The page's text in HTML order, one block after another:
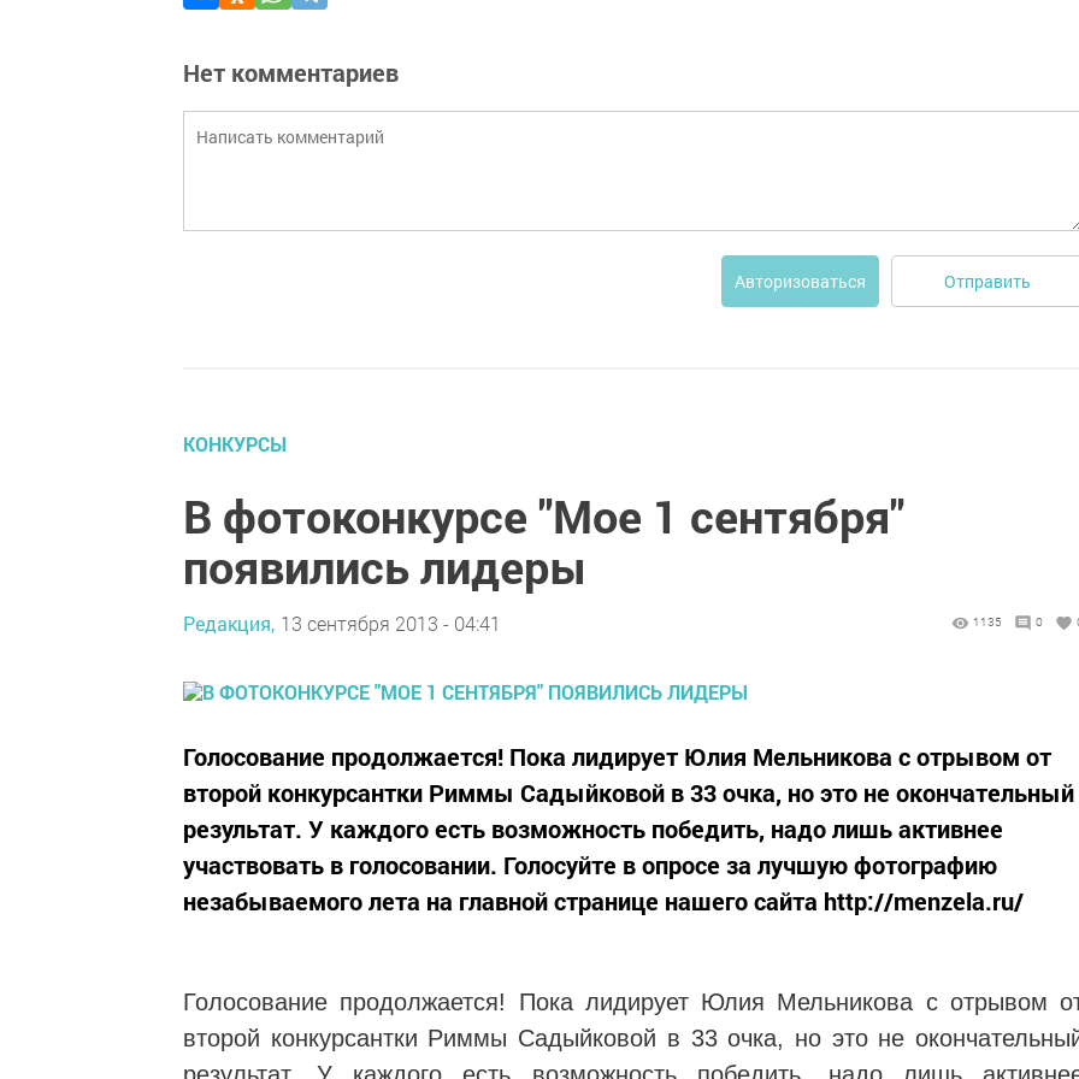
Нет комментариев
Авторизоваться Отправить
КОНКУРСЫ
В фотоконкурсе "Мое 1 сентября"
появились лидеры
Редакция, 13 сентября 2013 - 04:41 1135 0
Голосование продолжается! Пока лидирует Юлия Мельникова с отрывом от
второй конкурсантки Риммы Садыйковой в 33 очка, но это не окончательный
результат. У каждого есть возможность победить, надо лишь активнее
участвовать в голосовании. Голосуйте в опросе за лучшую фотографию
незабываемого лета на главной странице нашего сайта http://menzela.ru/
Голосование продолжается! Пока лидирует Юлия Мельникова с отрывом
второй конкурсантки Риммы Садыйковой в 33 очка, но это не